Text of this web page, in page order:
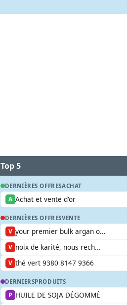
Top 5
DERNIÈRES OFFRESACHAT
A Achat et vente d'or
DERNIÈRES OFFRESVENTE
V your premier bulk argan o...
V noix de karité, nous rech...
V thé vert 9380 8147 9366
DERNIERSPRODUITS
P HUILE DE SOJA DÉGOMMÉ